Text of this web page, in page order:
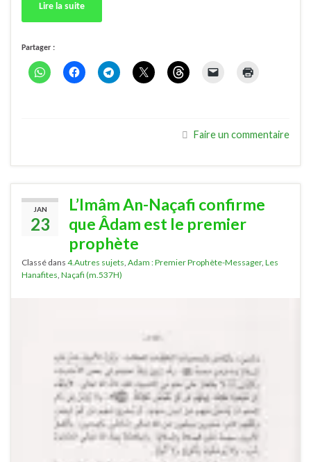
Lire la suite
Partager :
Faire un commentaire
JAN
23
L’Imâm An-Naçafi confirme
que Âdam est le premier
prophète
Classé dans 4.Autres sujets, Adam : Premier Prophète-Messager, Les
Hanafites, Naçafi (m.537H)